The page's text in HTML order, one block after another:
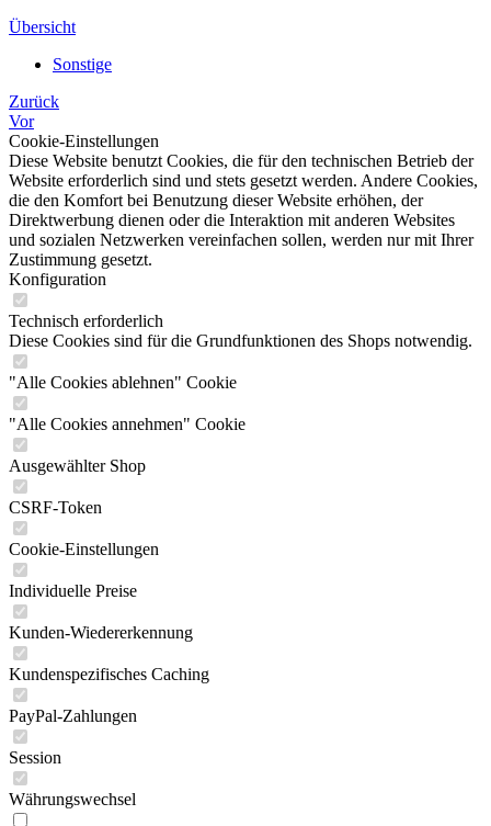
Übersicht
Sonstige
Zurück
Vor
Cookie-Einstellungen
Diese Website benutzt Cookies, die für den technischen Betrieb der
Website erforderlich sind und stets gesetzt werden. Andere Cookies,
die den Komfort bei Benutzung dieser Website erhöhen, der
Direktwerbung dienen oder die Interaktion mit anderen Websites
und sozialen Netzwerken vereinfachen sollen, werden nur mit Ihrer
Zustimmung gesetzt.
Konfiguration
Technisch erforderlich
Diese Cookies sind für die Grundfunktionen des Shops notwendig.
"Alle Cookies ablehnen" Cookie
"Alle Cookies annehmen" Cookie
Ausgewählter Shop
CSRF-Token
Cookie-Einstellungen
Individuelle Preise
Kunden-Wiedererkennung
Kundenspezifisches Caching
PayPal-Zahlungen
Session
Währungswechsel